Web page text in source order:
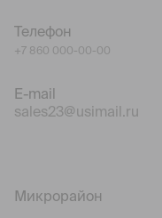
Телефон
+7 860 000-00-00
E-mail
sales23@usimail.ru
Микрорайон